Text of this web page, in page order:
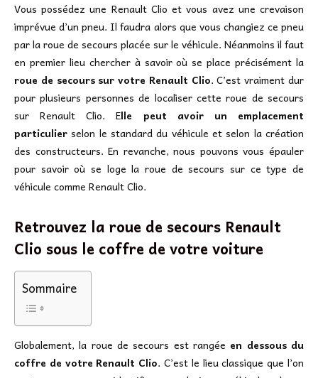
Vous possédez une Renault Clio et vous avez une crevaison
imprévue d’un pneu. Il faudra alors que vous changiez ce pneu
par la roue de secours placée sur le véhicule. Néanmoins il faut
en premier lieu chercher à savoir où se place précisément la
roue de secours sur votre Renault Clio. C’est vraiment dur
pour plusieurs personnes de localiser cette roue de secours
sur Renault Clio. Elle peut avoir un emplacement
particulier selon le standard du véhicule et selon la création
des constructeurs. En revanche, nous pouvons vous épauler
pour savoir où se loge la roue de secours sur ce type de
véhicule comme Renault Clio.
Retrouvez la roue de secours Renault
Clio sous le coffre de votre voiture
Sommaire
Globalement, la roue de secours est rangée en dessous du
coffre de votre Renault Clio. C’est le lieu classique que l’on